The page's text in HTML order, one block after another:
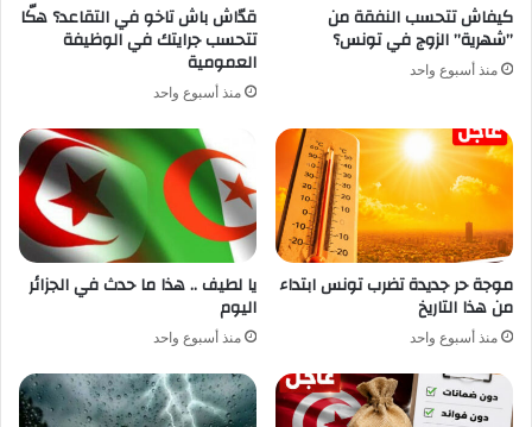
كيفاش تتحسب النفقة من
”شهرية” الزوج في تونس؟
منذ أسبوع واحد
قدّاش باش تاخو في التقاعد؟ هكّا
تتحسب جرايتك في الوظيفة
العمومية
منذ أسبوع واحد
موجة حر جديدة تضرب تونس ابتداء
من هذا التاريخ
منذ أسبوع واحد
يا لطيف .. هذا ما حدث في الجزائر
اليوم
منذ أسبوع واحد